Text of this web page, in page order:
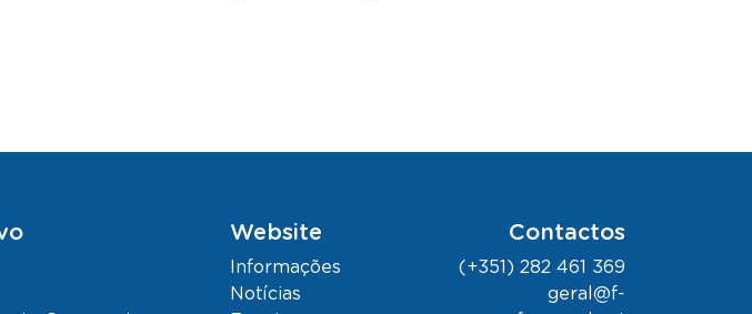
Website
Informações
Notícias
Contactos
(+351) 282 461 369
geral@f-